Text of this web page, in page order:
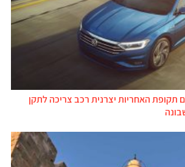
תקופת האחריות יצרנית רכב צריכה לתקן